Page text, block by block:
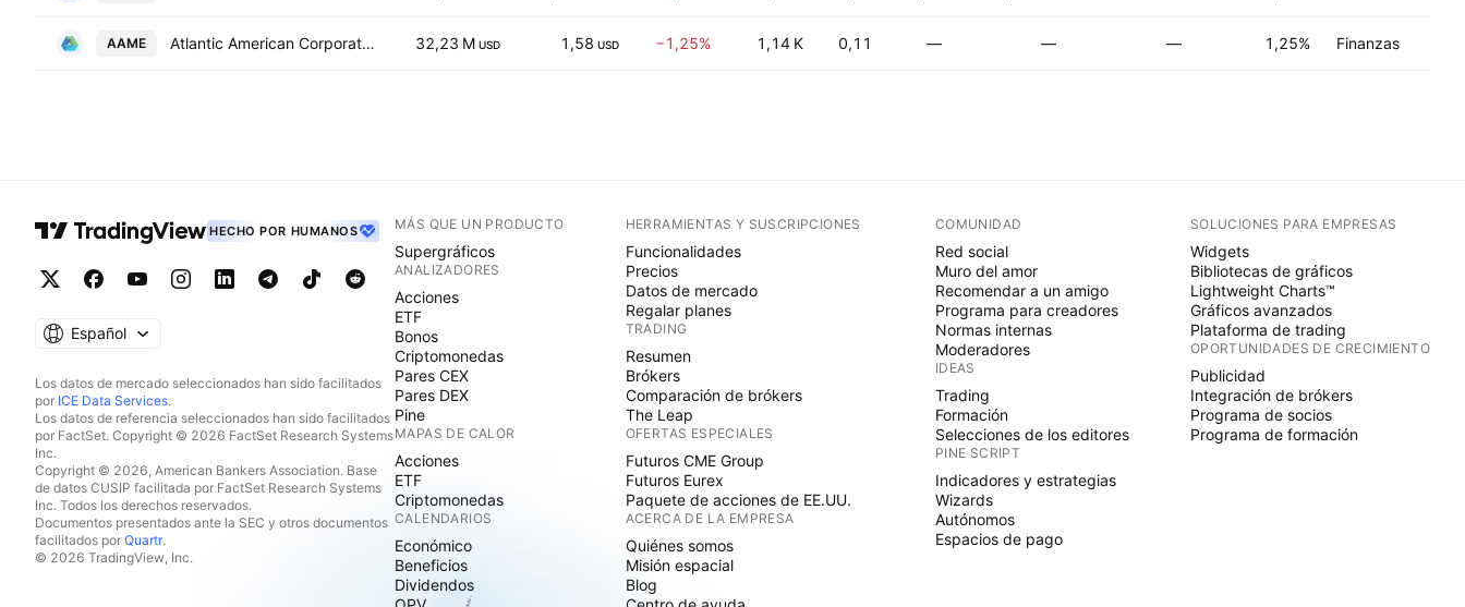
AAME Atlantic American Corporation 32,23 M USD 1,58 USD −1,25% 1,14 K 0,11 — — — 1,25% Finanzas
HECHO POR HUMANOS
Español
Los datos de mercado seleccionados han sido facilitados
por ICE Data Services.
Los datos de referencia seleccionados han sido facilitados
por FactSet. Copyright © 2026 FactSet Research Systems
Inc.
Copyright © 2026, American Bankers Association. Base
de datos CUSIP facilitada por FactSet Research Systems
Inc. Todos los derechos reservados.
Documentos presentados ante la SEC y otros documentos
facilitados por Quartr.
© 2026 TradingView, Inc.
MÁS QUE UN PRODUCTO
Supergráficos
ANALIZADORES
Acciones
ETF
Bonos
Criptomonedas
Pares CEX
Pares DEX
Pine
MAPAS DE CALOR
Acciones
ETF
Criptomonedas
CALENDARIOS
Económico
Beneficios
Dividendos
HERRAMIENTAS Y SUSCRIPCIONES
Funcionalidades
Precios
Datos de mercado
Regalar planes
TRADING
Resumen
Brókers
Comparación de brókers
The Leap
OFERTAS ESPECIALES
Futuros CME Group
Futuros Eurex
Paquete de acciones de EE.UU.
ACERCA DE LA EMPRESA
Quiénes somos
Misión espacial
Blog
COMUNIDAD
Red social
Muro del amor
Recomendar a un amigo
Programa para creadores
Normas internas
Moderadores
IDEAS
Trading
Formación
Selecciones de los editores
PINE SCRIPT
Indicadores y estrategias
Wizards
Autónomos
Espacios de pago
SOLUCIONES PARA EMPRESAS
Widgets
Bibliotecas de gráficos
Lightweight Charts™
Gráficos avanzados
Plataforma de trading
OPORTUNIDADES DE CRECIMIENTO
Publicidad
Integración de brókers
Programa de socios
Programa de formación